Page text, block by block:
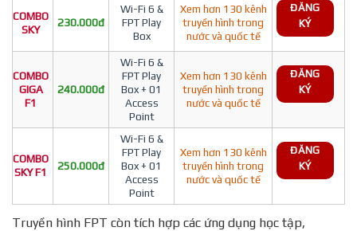
COMBO
SKY
230.000đ
Wi-Fi 6 &
FPT Play
Box
Xem hơn 130 kênh
truyền hình trong
nước và quốc tế
ĐĂNG
KÝ
COMBO
GIGA
F1
240.000đ
Wi-Fi 6 &
FPT Play
Box + 01
Access
Point
Xem hơn 130 kênh
truyền hình trong
nước và quốc tế
ĐĂNG
KÝ
COMBO
SKY F1
250.000đ
Wi-Fi 6 &
FPT Play
Box + 01
Access
Point
Xem hơn 130 kênh
truyền hình trong
nước và quốc tế
ĐĂNG
KÝ
Truyền hình FPT còn tích hợp các ứng dụng học tập,